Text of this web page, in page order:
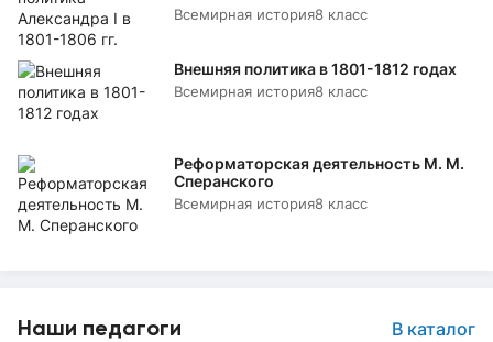
Всемирная история8 класс
Внешняя политика в 1801-1812 годах
Всемирная история8 класс
Реформаторская деятельность М. М.
Сперанского
Всемирная история8 класс
Наши педагоги В каталог